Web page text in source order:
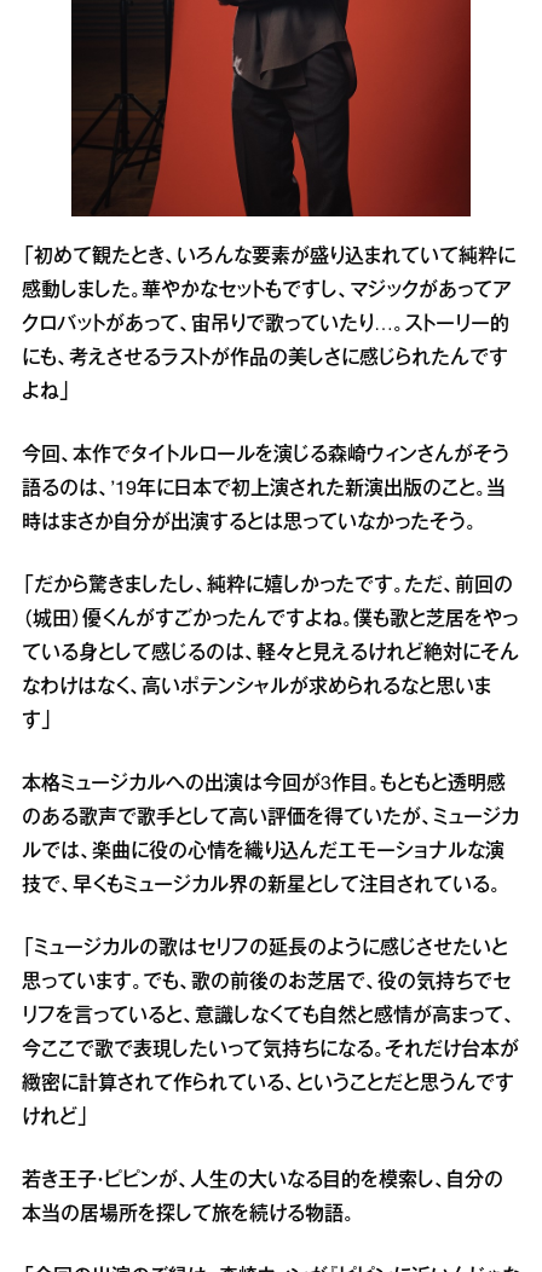
「初めて観たとき、いろんな要素が盛り込まれていて純粋に
感動しました。華やかなセットもですし、マジックがあってア
クロバットがあって、宙吊りで歌っていたり…。ストーリー的
にも、考えさせるラストが作品の美しさに感じられたんです
よね」
今回、本作でタイトルロールを演じる森崎ウィンさんがそう
語るのは、’19年に日本で初上演された新演出版のこと。当
時はまさか自分が出演するとは思っていなかったそう。
「だから驚きましたし、純粋に嬉しかったです。ただ、前回の
（城田）優くんがすごかったんですよね。僕も歌と芝居をやっ
ている身として感じるのは、軽々と見えるけれど絶対にそん
なわけはなく、高いポテンシャルが求められるなと思いま
す」
本格ミュージカルへの出演は今回が3作目。もともと透明感
のある歌声で歌手として高い評価を得ていたが、ミュージカ
ルでは、楽曲に役の心情を織り込んだエモーショナルな演
技で、早くもミュージカル界の新星として注目されている。
「ミュージカルの歌はセリフの延長のように感じさせたいと
思っています。でも、歌の前後のお芝居で、役の気持ちでセ
リフを言っていると、意識しなくても自然と感情が高まって、
今ここで歌で表現したいって気持ちになる。それだけ台本が
緻密に計算されて作られている、ということだと思うんです
けれど」
若き王子・ピピンが、人生の大いなる目的を模索し、自分の
本当の居場所を探して旅を続ける物語。